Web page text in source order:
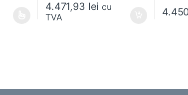
variații. Opțiunile pot fi alese în pagina produsului.
4.471,93 lei cu
TVA
Acest